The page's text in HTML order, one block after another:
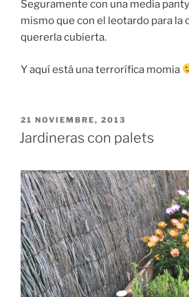
Seguramente con una media
mismo que con el leotardo para la
quererla cubierta.
Y aquí está una terrorífica momia
PUBLICADO
EL
21 NOVIEMBRE, 2013
Jardineras con palets